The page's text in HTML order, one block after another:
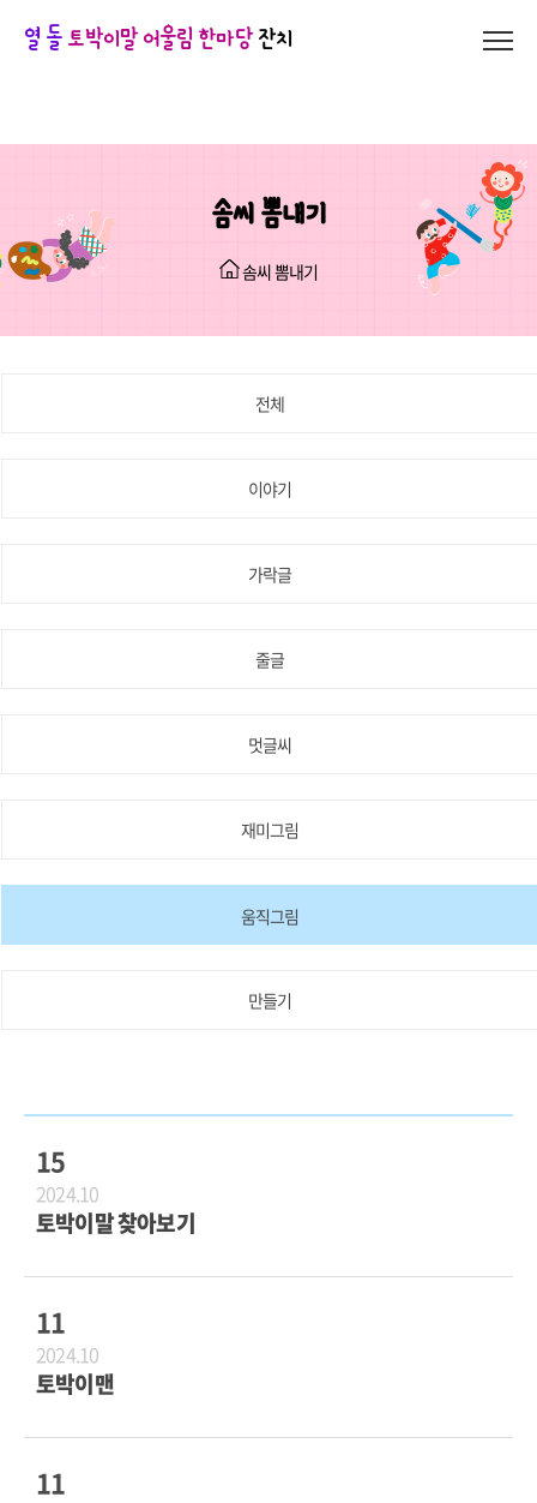
열 돌 토박이말 어울림 한마당잔치
솜씨 뽐내기
솜씨 뽐내기
전체
이야기
가락글
줄글
멋글씨
재미그림
움직그림
만들기
15
2024.10
토박이말 찾아보기
11
2024.10
토박이맨
11